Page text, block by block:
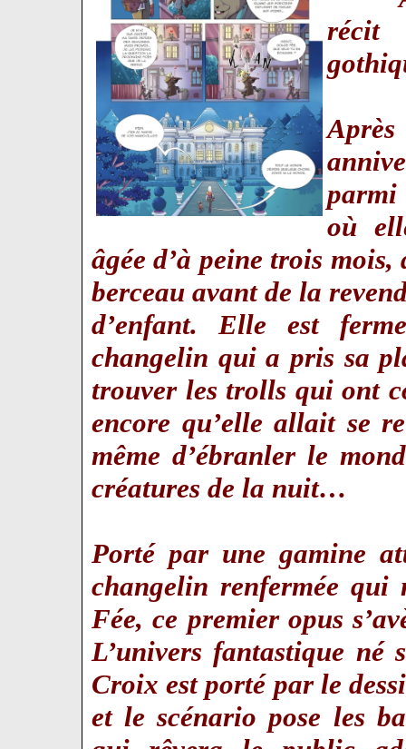
récit
parmi
où
âgée d’à peine trois
berceau avant de la
d’enfant. Elle est
changelin qui a pris sa
trouver les trolls qui ont
encore qu’elle allait se
même d’ébranler le
créatures de la nuit…
Porté par une gamine
changelin renfermée qui
Fée, ce premier opus
L’univers fantastique né
Croix est porté par le
et le scénario pose les